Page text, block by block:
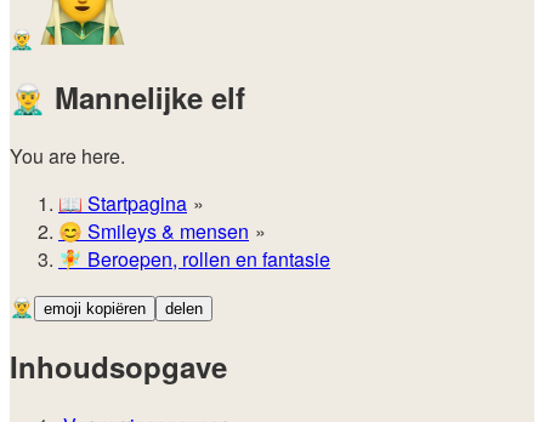
🧝‍♂️
🧝‍♂️ Mannelijke elf
You are here.
📖 Startpagina
😊️ Smileys & mensen
🧚 Beroepen, rollen en fantasie
🧝‍♂️
emoji kopiëren delen
Inhoudsopgave